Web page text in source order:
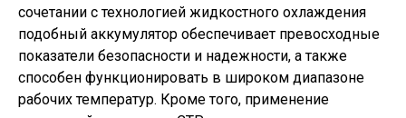
сочетании с технологией жидкостного охлаждения
подобный аккумулятор обеспечивает превосходные
показатели безопасности и надежности, а также
способен функционировать в широком диапазоне
рабочих температур. Кроме того, применение